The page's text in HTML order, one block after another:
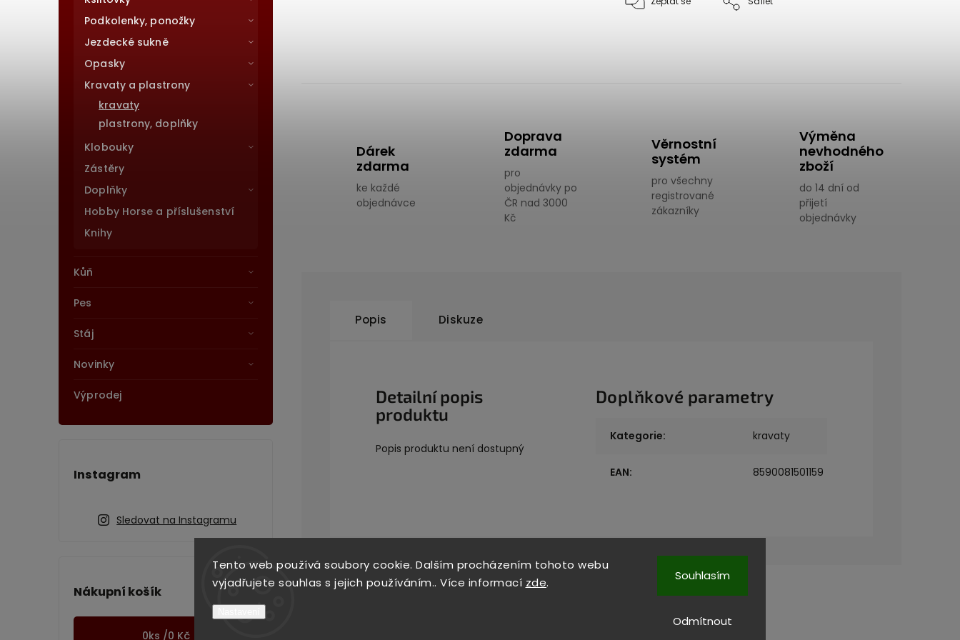
Tento web používá soubory cookie. Dalším procházením tohoto webu
vyjadřujete souhlas s jejich používáním.. Více informací zde.
Odmítnout
Souhlasím
Podkolenky, ponožky
Jezdecké sukně
Opasky
Kravaty a plastrony
kravaty
plastrony, doplňky
Klobouky
Zástěry
Doplňky
Hobby Horse a příslušenství
Knihy
Kůň
Pes
Stáj
Novinky
Výprodej
Instagram
Sledovat na Instagramu
Nákupní košík
0ks /0 Kč
Dárek
zdarma
ke každé
objednávce
Doprava
zdarma
pro
objednávky po
ČR nad 3000
Kč
Věrnostní
systém
pro všechny
registrované
zákazníky
Výměna
nevhodného
zboží
do 14 dní od
přijetí
objednávky
Popis Diskuze
Detailní popis
produktu
Popis produktu není dostupný
Doplňkové parametry
Kategorie: kravaty
EAN: 8590081501159